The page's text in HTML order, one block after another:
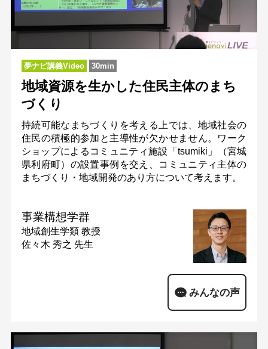
夢ナビ講義Video 30min
地域資源を生かした住民主体のまち
づくり
持続可能なまちづくりを考える上では、地域社会の
住民の積極的参加と主導性が欠かせません。ワーク
ショップによるコミュニティ施設「tsumiki」（宮城
県利府町）の設置事例を交え、コミュニティ主体の
まちづくり・地域開発のあり方について考えます。
事業構想学群
地域創生学類 教授
佐々木 秀之 先生
みんなの声